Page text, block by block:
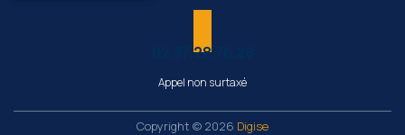
02.37.28.76.28
Appel non surtaxé
Copyright © 2026 Digise